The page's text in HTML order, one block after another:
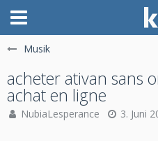
Musik
acheter ativan sans
achat en ligne
NubiaLesperance 3. Juni